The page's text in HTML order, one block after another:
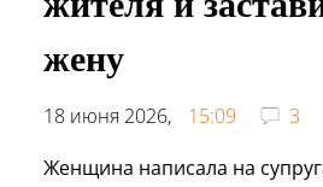
жену
18 июня 2026, 15:09
3
Женщина написала на